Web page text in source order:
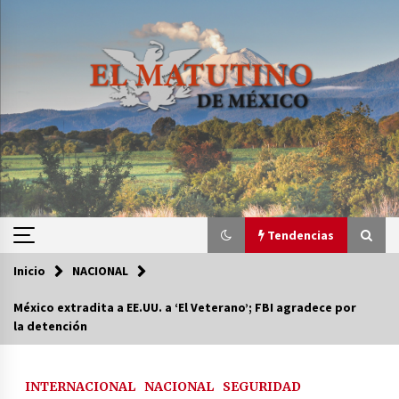
Tendencias
Tendencias
Inicio NACIONAL
México extradita a EE.UU. a ‘El Veterano’; FBI agradece por
la detención
INTERNACIONAL NACIONAL SEGURIDAD